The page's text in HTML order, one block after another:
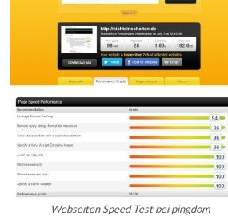
Webseiten Speed Test bei pingdom